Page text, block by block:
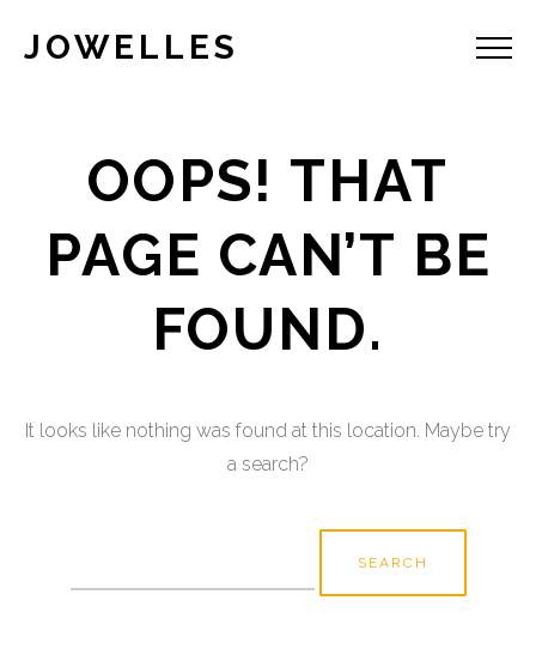
JOWELLES
OOPS! THAT
PAGE CAN’T BE
FOUND.
It looks like nothing was found at this location. Maybe try
a search?